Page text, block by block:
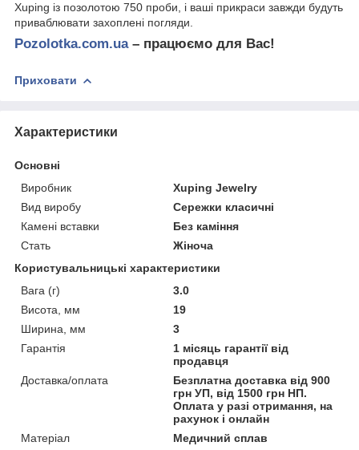
Xuping із позолотою 750 проби, і ваші прикраси завжди будуть
приваблювати захоплені погляди.
Pozolotka.com.ua– працюємо для Вас!
Приховати
Характеристики
Основні
Виробник
Xuping Jewelry
Вид виробу
Сережки класичні
Камені вставки
Без каміння
Стать
Жіноча
Користувальницькі характеристики
Вага (г)
3.0
Висота, мм
19
Ширина, мм
3
Гарантія
1 місяць гарантії від
продавця
Доставка/оплата
Безплатна доставка від 900
грн УП, від 1500 грн НП.
Оплата у разі отримання, на
рахунок і онлайн
Матеріал
Медичний сплав